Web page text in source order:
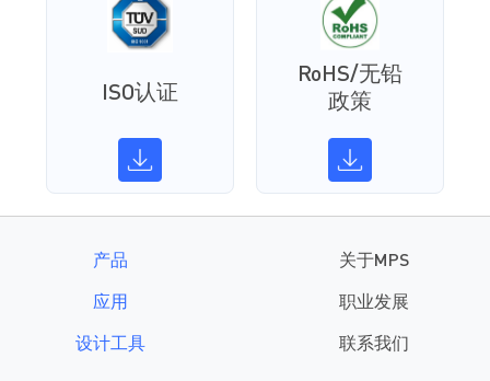
ISO认证
RoHS/无铅
政策
产品
应用
设计工具
关于MPS
职业发展
联系我们